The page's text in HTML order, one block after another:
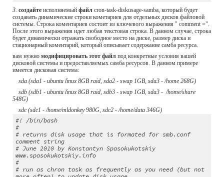
3. создайте исполняемый файл cron-task-diskusage-samba, который будет
создавать динамические строки кометариев для отдельных дисков файловой
системы. Строка коментариев состоит из ключевого выражения " comment =".
После этого выражения идет любая текстовая строка. В данном случае, строка
будет динамически отражать свободное место на диске, размер диска и
стационарный коментарий, который описывает содержание самба ресурса.
вам нужно модифицировать этот файл под конкретные условия вашей
дисковой системы и предоставляемых самба ресурсов. В данном примере
имеется дисковая система:
    sda (sda1 - ubuntu linux 8GB raid, sda2 - swap 1GB, sda3 - /home 268G)
    sdb (sdb1 - ubuntu linux 8GB raid, sdb3 - swap 1GB, sda3 -  /home/share
548G)
    sdc (sdc1 - /home/mldonkey 980G, sdc2 - /home/data 346G)
#! /bin/bash
#
# returns disk usage that is formated for smb.conf
comment string
# June 2010 by Konstantyn Spasokukotskiy
www.spasokukotskiy.info
#
# run as chron task as frequently as you need (but not